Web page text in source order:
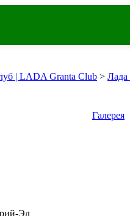
| LADA Granta Club > Лада
Галерея
Эл